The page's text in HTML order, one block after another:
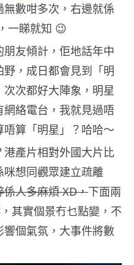
數咁多次，右邊就係
一睇就知 😉
友傾計，佢地話年中
，成日都會見到「明
次都好大陣象，明星
絡電台，我就見過唔
算「明星」？哈哈～
產片相對外國大片比
想同觀眾建立疏離
係人多麻煩 XD，下面兩
其實個景冇乜點變，不
個氣氛，大事件將數